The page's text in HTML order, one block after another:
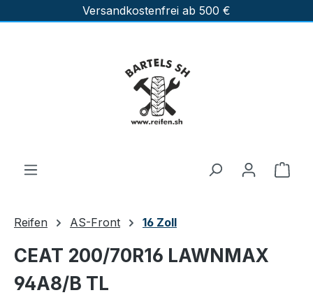
Zum Hauptinhalt springenVersandkostenfrei ab 500 €
Reifen AS-Front 16 Zoll
CEAT 200/70R16 LAWNMAX
94A8/B TL